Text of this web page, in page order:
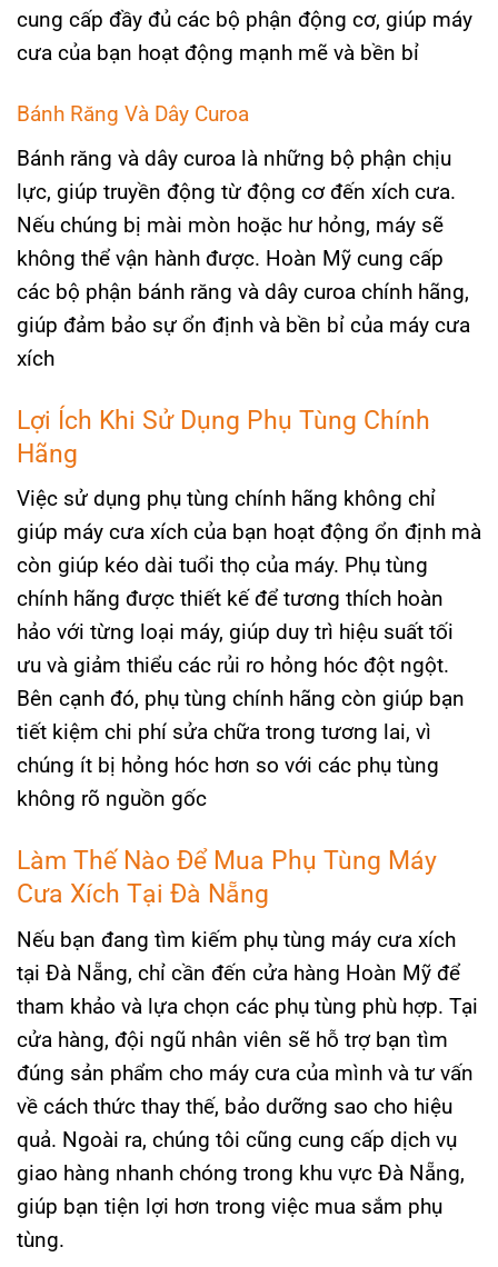
cung cấp đầy đủ các bộ phận động cơ, giúp máy
cưa của bạn hoạt động mạnh mẽ và bền bỉ​
Bánh Răng Và Dây Curoa
Bánh răng và dây curoa là những bộ phận chịu
lực, giúp truyền động từ động cơ đến xích cưa.
Nếu chúng bị mài mòn hoặc hư hỏng, máy sẽ
không thể vận hành được. Hoàn Mỹ cung cấp
các bộ phận bánh răng và dây curoa chính hãng,
giúp đảm bảo sự ổn định và bền bỉ của máy cưa
xích​
Lợi Ích Khi Sử Dụng Phụ Tùng Chính
Hãng
Việc sử dụng phụ tùng chính hãng không chỉ
giúp máy cưa xích của bạn hoạt động ổn định mà
còn giúp kéo dài tuổi thọ của máy. Phụ tùng
chính hãng được thiết kế để tương thích hoàn
hảo với từng loại máy, giúp duy trì hiệu suất tối
ưu và giảm thiểu các rủi ro hỏng hóc đột ngột.
Bên cạnh đó, phụ tùng chính hãng còn giúp bạn
tiết kiệm chi phí sửa chữa trong tương lai, vì
chúng ít bị hỏng hóc hơn so với các phụ tùng
không rõ nguồn gốc
Làm Thế Nào Để Mua Phụ Tùng Máy
Cưa Xích Tại Đà Nẵng
Nếu bạn đang tìm kiếm phụ tùng máy cưa xích
tại Đà Nẵng, chỉ cần đến cửa hàng Hoàn Mỹ để
tham khảo và lựa chọn các phụ tùng phù hợp. Tại
cửa hàng, đội ngũ nhân viên sẽ hỗ trợ bạn tìm
đúng sản phẩm cho máy cưa của mình và tư vấn
về cách thức thay thế, bảo dưỡng sao cho hiệu
quả. Ngoài ra, chúng tôi cũng cung cấp dịch vụ
giao hàng nhanh chóng trong khu vực Đà Nẵng,
giúp bạn tiện lợi hơn trong việc mua sắm phụ
tùng.